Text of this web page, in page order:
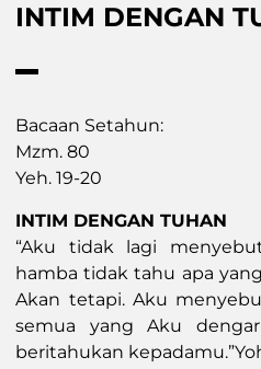
INTIM DENGAN
Bacaan Setahun:
Mzm. 80
Yeh. 19-20
INTIM DENGAN TUHAN
“Aku tidak lagi
hamba tidak tahu apa
Akan tetapi. Aku
semua yang Aku
beritahukan